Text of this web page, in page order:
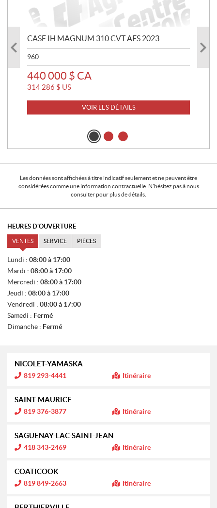
CASE IH MAGNUM 310 CVT AFS 2023
960
440 000 $ CA
314 286 $ US
VOIR LES DÉTAILS
Les données sont affichées à titre indicatif seulement et ne peuvent être
considérées comme une information contractuelle. N'hésitez pas à nous
consulter pour plus de détails.
HEURES D'OUVERTURE
VENTES SERVICE PIÈCES
V
N
T
E
S
Lundi : 08:00 à 17:00
Mardi : 08:00 à 17:00
Mercredi : 08:00 à 17:00
Jeudi : 08:00 à 17:00
Vendredi : 08:00 à 17:00
Samedi : Fermé
Dimanche : Fermé
NICOLET-YAMASKA
I
n
o
r
m
a
o
819 293-4441 Itinéraire
SAINT-MAURICE
I
n
o
r
m
a
o
819 376-3877 Itinéraire
SAGUENAY-LAC-SAINT-JEAN
I
n
o
r
m
a
418 343-2469 Itinéraire
COATICOOK
I
n
o
819 849-2663 Itinéraire